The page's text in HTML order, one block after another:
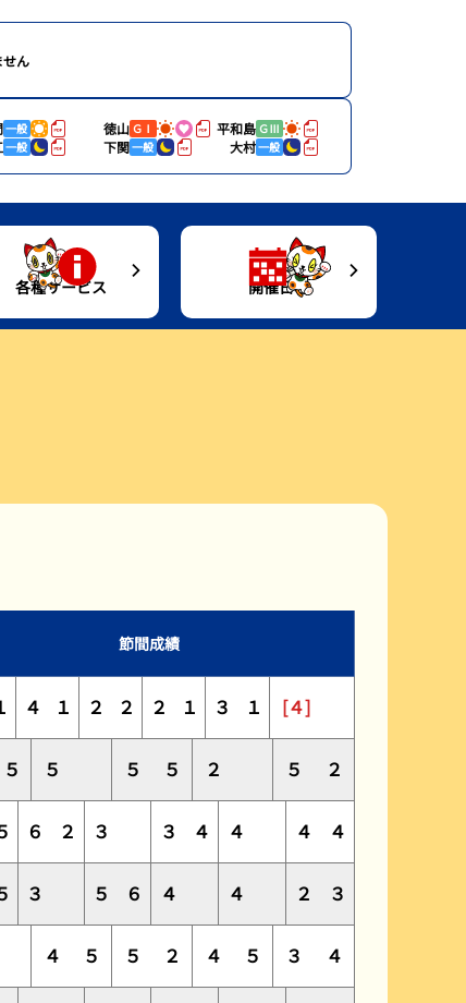
せん
一般 徳山 ＧⅠ 平和島 ＧⅢ
一般 下関一般 大村一般
各種サービス
公式YouTube配信番組表
開催日程
節間成績
４ １ ２ ２ ２ １ ３ １
[４]
５ ５ ５ ５ ２ ５
２
６ ２ ３ ３ ４ ４ ４
４
３ ５ ６ ４ ４ ２
３
４ ５ ５ ２ ４ ５ ３
４